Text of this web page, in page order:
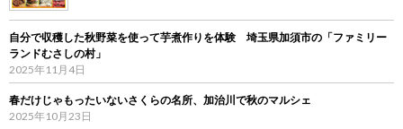
自分で収穫した秋野菜を使って芋煮作りを体験 埼玉県加須市の「ファミリー
ランドむさしの村」
2025年11月4日
春だけじゃもったいないさくらの名所、加治川で秋のマルシェ
2025年10月23日